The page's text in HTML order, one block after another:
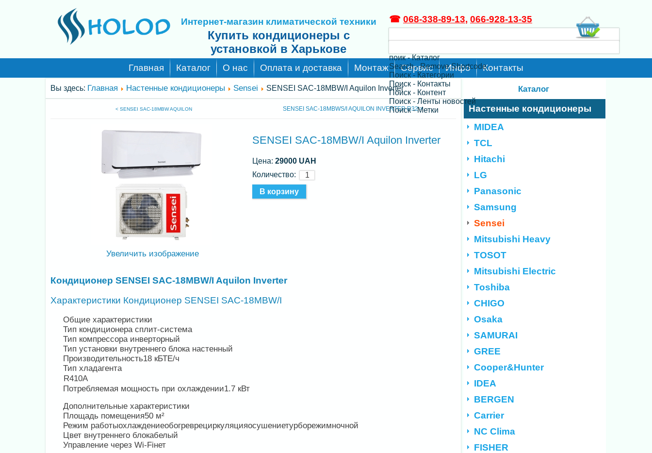
Интернет-магазин климатической техники
Купить кондиционеры с
установкой в Харькове
поик - Каталог
Search - Remove Shortcode
Поиск - Категории
Поиск - Контакты
Поиск - Контент
Поиск - Ленты новостей
Поиск - Метки
☎ 068-338-89-13, 066-928-13-35
Главная Каталог О нас Оплата и доставка Монтаж Сервис Инфо Контакты
Вы здесь: Главная Настенные кондиционеры Sensei SENSEI SAC-18MBW/I Aquilon Inverter
< SENSEI SAC-18MBW AQUILON SENSEI SAC-18MBWS/I AQUILON INVERTER R32 >
Увеличить изображение
SENSEI SAC-18MBW/I Aquilon Inverter
Цена:29000 UAH
Количество:
Кондиционер SENSEI SAC-18MBW/I Aquilon Inverter
Характеристики Кондиционер SENSEI SAC-18MBW/I
Общие характеристики
Тип кондиционера сплит-система
Тип компрессора инверторный
Тип установки внутреннего блока настенный
Производительность18 кБТЕ/ч
Тип хладагента
R410A
Потребляемая мощность при охлаждении1.7 кВт
Дополнительные характеристики
Площадь помещения50 м²
Режим работыохлаждениеобогреврециркуляцияосушениетурборежимночной
Цвет внутреннего блокабелый
Управление через Wi-Fiнет
Каталог
Настенные кондиционеры
MIDEA
TCL
Hitachi
LG
Panasonic
Samsung
Sensei
Mitsubishi Heavy
TOSOT
Mitsubishi Electric
Toshiba
CHIGO
Osaka
SAMURAI
GREE
Cooper&Hunter
IDEA
BERGEN
Carrier
NC Clima
FISHER